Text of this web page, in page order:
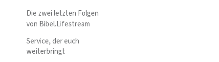
Die zwei letzten Folgen
von Bibel.Lifestream
Service, der euch
weiterbringt